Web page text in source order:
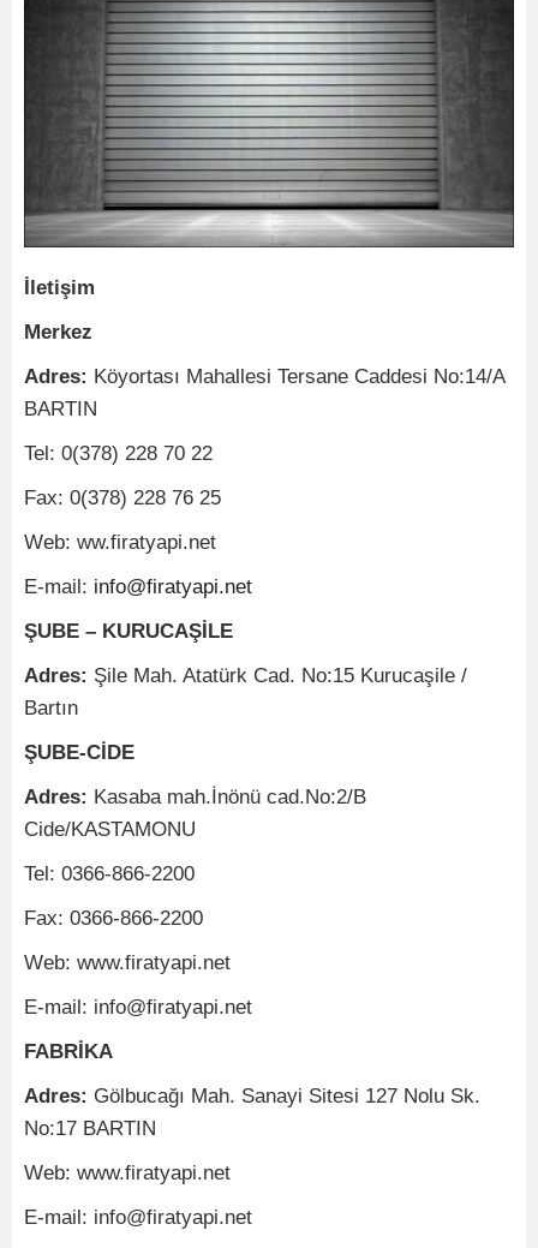
İletişim
Merkez
Adres: Köyortası Mahallesi Tersane Caddesi No:14/A
BARTIN
Tel: 0(378) 228 70 22
Fax: 0(378) 228 76 25
Web: ww.firatyapi.net
E-mail: info@firatyapi.net
ŞUBE – KURUCAŞİLE
Adres: Şile Mah. Atatürk Cad. No:15 Kurucaşile /
Bartın
ŞUBE-CİDE
Adres: Kasaba mah.İnönü cad.No:2/B
Cide/KASTAMONU
Tel: 0366-866-2200
Fax: 0366-866-2200
Web: www.firatyapi.net
E-mail: info@firatyapi.net
FABRİKA
Adres: Gölbucağı Mah. Sanayi Sitesi 127 Nolu Sk.
No:17 BARTIN
Web: www.firatyapi.net
E-mail: info@firatyapi.net